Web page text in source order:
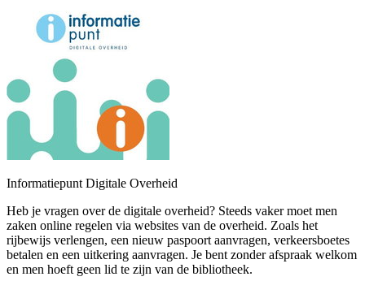
Informatiepunt Digitale Overheid
Heb je vragen over de digitale overheid? Steeds vaker moet men
zaken online regelen via websites van de overheid. Zoals het
rijbewijs verlengen, een nieuw paspoort aanvragen, verkeersboetes
betalen en een uitkering aanvragen. Je bent zonder afspraak welkom
en men hoeft geen lid te zijn van de bibliotheek.